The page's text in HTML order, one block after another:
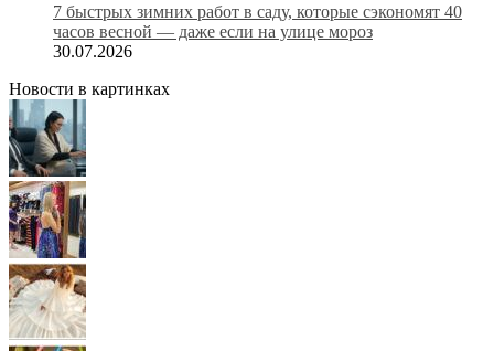
7 быстрых зимних работ в саду, которые сэкономят 40
часов весной — даже если на улице мороз
30.07.2026
Новости в картинках